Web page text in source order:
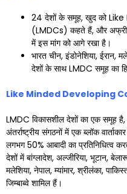
24 देशों के समूह, खुद को
(LMDCs) कहते हैं, और
में इस मांग को आगे रखा है।
भारत चीन, इंडोनेशिया, ईरान,
देशों के साथ LMDC समूह का
Like Minded Developing
LMDC विकासशील देशों का एक समूह है,
अंतर्राष्ट्रीय संगठनों में एक ब्लॉक
लगभग 50% आबादी का प्रतिनिधित्व
देशों में बांग्लादेश, अल्जीरिया, भूटान,
मलेशिया, नेपाल, म्यांमार, श्रीलंका,
जिम्बाब्वे शामिल हैं।